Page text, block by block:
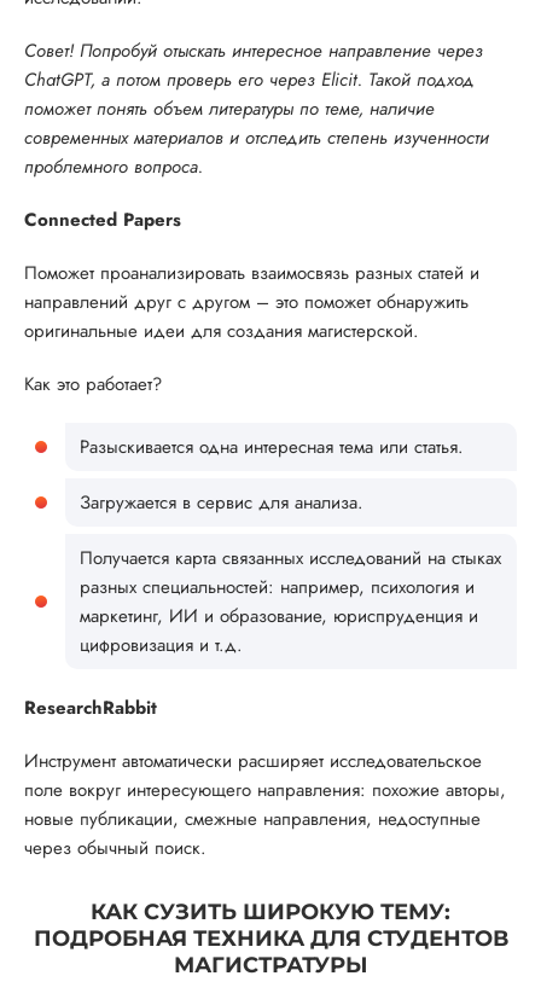
Совет! Попробуй отыскать интересное направление через
ChatGPT, а потом проверь его через Elicit. Такой подход
поможет понять объем литературы по теме, наличие
современных материалов и отследить степень изученности
проблемного вопроса.
Connected Papers
Поможет проанализировать взаимосвязь разных статей и
направлений друг с другом – это поможет обнаружить
оригинальные идеи для создания магистерской.
Как это работает?
Разыскивается одна интересная тема или статья.
Загружается в сервис для анализа.
Получается карта связанных исследований на стыках
разных специальностей: например, психология и
маркетинг, ИИ и образование, юриспруденция и
цифровизация и т.д.
ResearchRabbit
Инструмент автоматически расширяет исследовательское
поле вокруг интересующего направления: похожие авторы,
новые публикации, смежные направления, недоступные
через обычный поиск.
КАК СУЗИТЬ ШИРОКУЮ ТЕМУ:
ПОДРОБНАЯ ТЕХНИКА ДЛЯ СТУДЕНТОВ
МАГИСТРАТУРЫ